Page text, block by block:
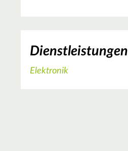
Dienstleistungen
Elektronik